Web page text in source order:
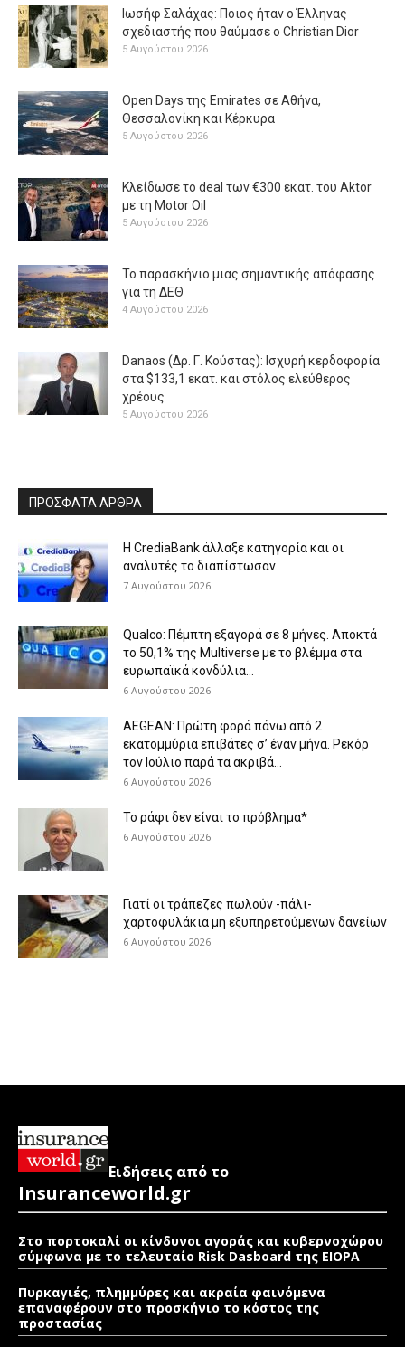
Ιωσήφ Σαλάχας: Ποιος ήταν ο Έλληνας
σχεδιαστής που θαύμασε ο Christian Dior
5 Αυγούστου 2026
Open Days της Emirates σε Αθήνα,
Θεσσαλονίκη και Κέρκυρα
5 Αυγούστου 2026
Κλείδωσε το deal των €300 εκατ. του Aktor
με τη Μotor Oil
5 Αυγούστου 2026
Το παρασκήνιο μιας σημαντικής απόφασης
για τη ΔΕΘ
4 Αυγούστου 2026
Danaos (Δρ. Γ. Κούστας): Ισχυρή κερδοφορία
στα $133,1 εκατ. και στόλος ελεύθερος
χρέους
5 Αυγούστου 2026
ΠΡΟΣΦΑΤΑ ΑΡΘΡΑ
Η CrediaBank άλλαξε κατηγορία και οι
αναλυτές το διαπίστωσαν
7 Αυγούστου 2026
Qualco: Πέμπτη εξαγορά σε 8 μήνες. Aποκτά
το 50,1% της Multiverse με το βλέμμα στα
ευρωπαϊκά κονδύλια...
6 Αυγούστου 2026
AEGEAN: Πρώτη φορά πάνω από 2
εκατομμύρια επιβάτες σ’ έναν μήνα. Ρεκόρ
τον Ιούλιο παρά τα ακριβά...
6 Αυγούστου 2026
Το ράφι δεν είναι το πρόβλημα*
6 Αυγούστου 2026
Γιατί οι τράπεζες πωλούν -πάλι-
χαρτοφυλάκια μη εξυπηρετούμενων δανείων
6 Αυγούστου 2026
Ειδήσεις από το
Insuranceworld.gr
Στο πορτοκαλί οι κίνδυνοι αγοράς και κυβερνοχώρου
σύμφωνα με το τελευταίο Risk Dasboard της EIOPA
Πυρκαγιές, πλημμύρες και ακραία φαινόμενα
επαναφέρουν στο προσκήνιο το κόστος της
προστασίας